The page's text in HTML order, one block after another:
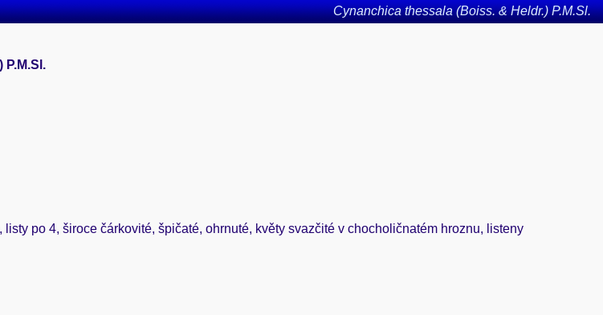
Cynanchica thessala (Boiss. & Heldr.) P.M.Sl.
P.M.Sl.
listy po 4, široce čárkovité, špičaté, ohrnuté, květy svazčité v chocholičnatém hroznu, listeny